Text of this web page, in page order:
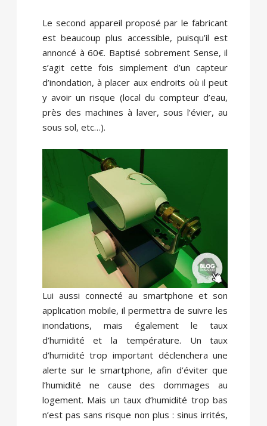
Le second appareil proposé par le fabricant
est beaucoup plus accessible, puisqu’il est
annoncé à 60€. Baptisé sobrement Sense, il
s’agit cette fois simplement d’un capteur
d’inondation, à placer aux endroits où il peut
y avoir un risque (local du compteur d’eau,
près des machines à laver, sous l’évier, au
sous sol, etc…).
Lui aussi connecté au smartphone et son
application mobile, il permettra de suivre les
inondations, mais également le taux
d’humidité et la température. Un taux
d’humidité trop important déclenchera une
alerte sur le smartphone, afin d’éviter que
l’humidité ne cause des dommages au
logement. Mais un taux d’humidité trop bas
n’est pas sans risque non plus : sinus irrités,